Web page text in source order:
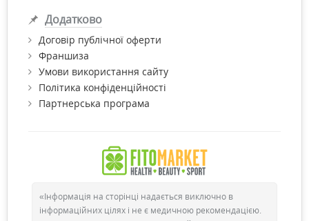
Додатково
Договір публічної оферти
Франшиза
Умови використання сайту
Політика конфіденційності
Партнерська програма
«Інформація на сторінці надається виключно в
інформаційних цілях і не є медичною рекомендацією.